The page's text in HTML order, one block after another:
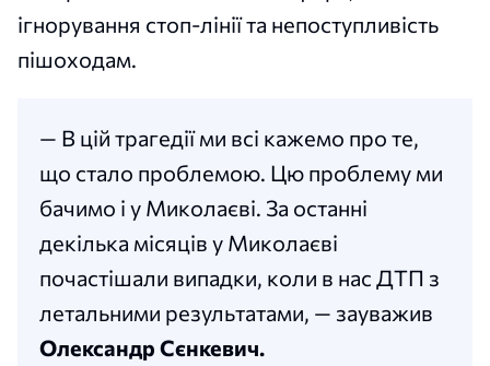
ігнорування стоп-лінії та непоступливість
пішоходам.
— В цій трагедії ми всі кажемо про те,
що стало проблемою. Цю проблему ми
бачимо і у Миколаєві. За останні
декілька місяців у Миколаєві
почастішали випадки, коли в нас ДТП з
летальними результатами, — зауважив
Олександр Сєнкевич.